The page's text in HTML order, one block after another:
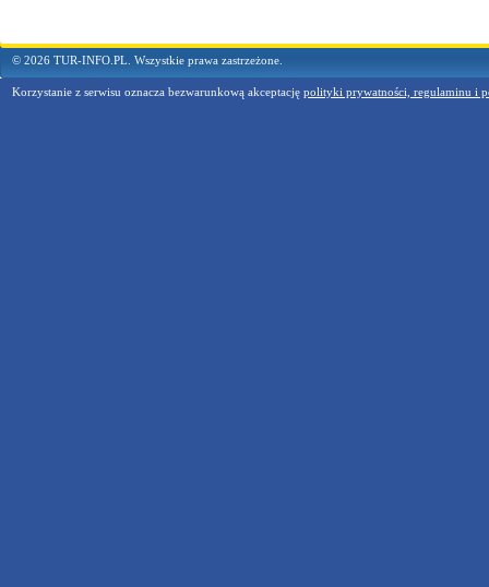
© 2026 TUR-INFO.PL. Wszystkie prawa zastrzeżone.
Korzystanie z serwisu oznacza bezwarunkową akceptację polityki prywatności, regulaminu i